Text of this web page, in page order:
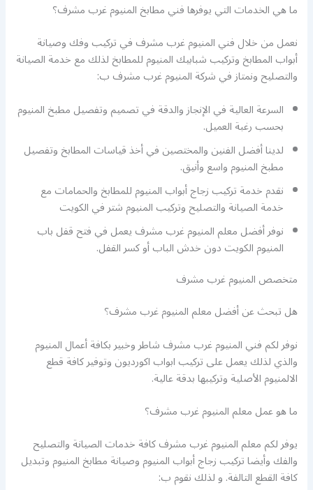
ما هي الخدمات التي يوفرها فني مطابخ المنيوم غرب مشرف؟
نعمل من خلال فني المنيوم غرب مشرف في تركيب وفك وصيانة
أبواب المطابخ وتركيب شبابيك المنيوم للمطابخ لذلك مع خدمة الصيانة
والتصليح ونمتاز في شركة المنيوم غرب مشرف ب:
السرعة العالية في الإنجاز والدقة في تصميم وتفصيل مطبخ المنيوم
بحسب رغبة العميل.
لدينا أفضل الفنين والمختصين في أخذ قياسات المطابخ وتفصيل
مطبخ المنيوم واسع وأنيق.
نقدم خدمة تركيب زجاج أبواب المنيوم للمطابخ والحمامات مع
خدمة الصيانة والتصليح وتركيب المنيوم شتر في الكويت
نوفر أفضل معلم المنيوم غرب مشرف يعمل في فتح قفل باب
المنيوم الكويت دون خدش الباب أو كسر القفل.
متخصص المنيوم غرب مشرف
هل تبحث عن أفضل معلم المنيوم غرب مشرف؟
نوفر لكم فني المنيوم غرب مشرف شاطر وخبير بكافة أعمال المنيوم
والذي لذلك يعمل على تركيب ابواب اكورديون وتوفير كافة قطع
الالمنيوم الأصلية وتركيبها بدقة عالية.
ما هو عمل معلم المنيوم غرب مشرف؟
يوفر لكم معلم المنيوم غرب مشرف كافة خدمات الصيانة والتصليح
والفك وأيضا تركيب زجاج أبواب المنيوم وصيانة مطابخ المنيوم وتبديل
كافة القطع التالفة. و لذلك نقوم ب: